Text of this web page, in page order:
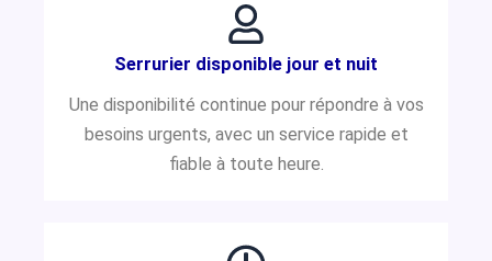
Serrurier disponible jour et nuit
Une disponibilité continue pour répondre à vos
besoins urgents, avec un service rapide et
fiable à toute heure.